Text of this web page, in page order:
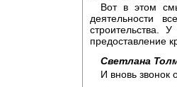
Вот в этом
деятельности
строительства.
предоставление
Светлана
И вновь звонок